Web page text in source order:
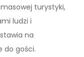
turystyki,
ludzi i
na
do gości.